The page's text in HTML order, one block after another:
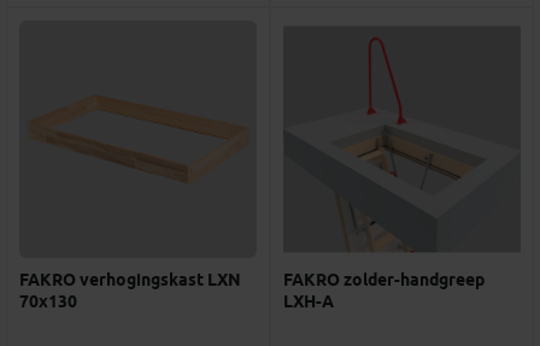
FAKRO verhogingskast LXN
70x130
FAKRO zolder-handgreep
LXH-A